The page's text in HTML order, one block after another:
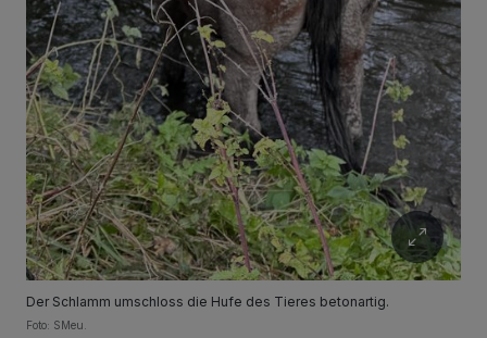
Der Schlamm umschloss die Hufe des Tieres betonartig.
Foto: SMeu.